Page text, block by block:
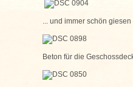
... und immer schön
Beton für die